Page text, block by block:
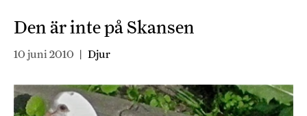
Den är inte på Skansen
10 juni 2010 | Djur